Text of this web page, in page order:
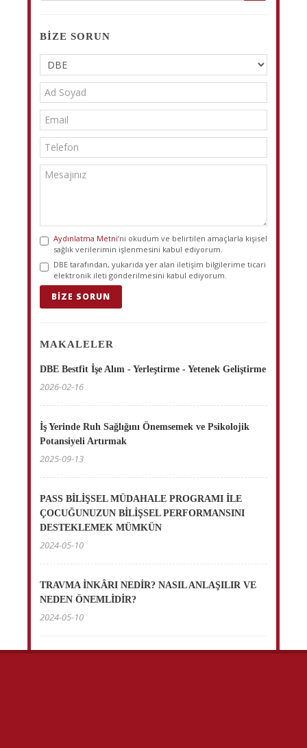
BIZE SORUN
Aydınlatma Metni’ni okudum ve belirtilen amaçlarla kişisel
sağlık verilerimin işlenmesini kabul ediyorum.
DBE tarafından, yukarıda yer alan iletişim bilgilerime ticari
elektronik ileti gönderilmesini kabul ediyorum.
BIZE SORUN
MAKALELER
DBE Bestfit İşe Alım - Yerleştirme - Yetenek Geliştirme
2026-02-16
İş Yerinde Ruh Sağlığını Önemsemek ve Psikolojik
Potansiyeli Artırmak
2025-09-13
PASS BİLİŞSEL MÜDAHALE PROGRAMI İLE
ÇOCUĞUNUZUN BİLİŞSEL PERFORMANSINI
DESTEKLEMEK MÜMKÜN
2024-05-10
TRAVMA İNKÂRI NEDİR? NASIL ANLAŞILIR VE
NEDEN ÖNEMLİDİR?
2024-05-10